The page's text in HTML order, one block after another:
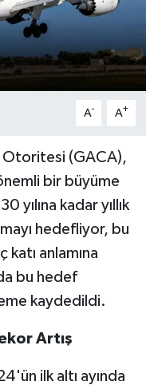
A- A+
Otoritesi (GACA),
bir büyüme
yılına kadar yıllık
hedefliyor, bu
katı anlamına
bu hedef
kaydedildi.
Artış
ilk altı ayında